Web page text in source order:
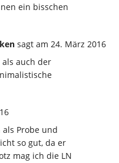
ein bisschen
sagt am 24. März 2016
als auch der
Probe und
so gut, da er
mag ich die LN